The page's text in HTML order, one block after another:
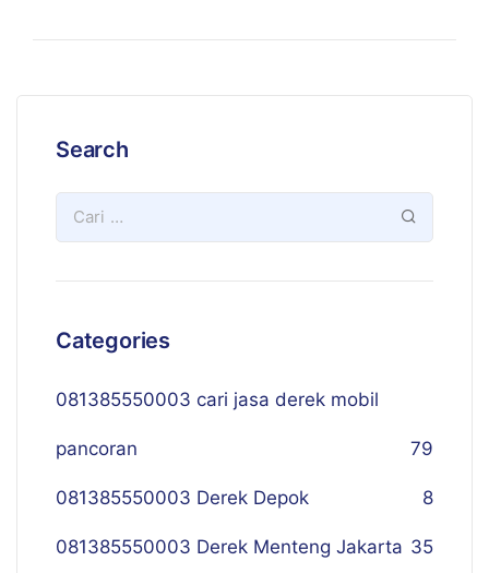
Search
Categories
081385550003 cari jasa derek mobil
pancoran 79
081385550003 Derek Depok 8
081385550003 Derek Menteng Jakarta 35